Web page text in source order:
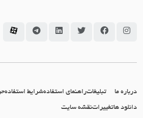
سامانه جاما در اینستاگرام
سامانه جاما در فیسبوک
سامانه جاما در توئیتر
سامانه جاما در
سامانه
درباره ما تبلیغاتراهنمای استفادهشرایط استفاده
دانلود هاتغییراتنقشه سایت